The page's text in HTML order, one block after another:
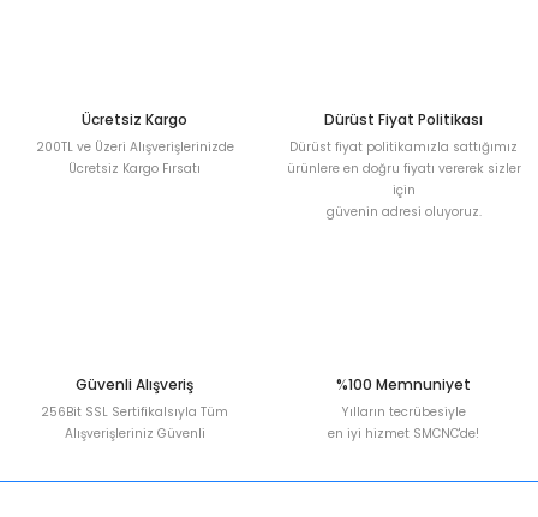
Ücretsiz Kargo
200TL ve Üzeri Alışverişlerinizde
Ücretsiz Kargo Fırsatı
Dürüst Fiyat Politikası
Dürüst fiyat politikamızla sattığımız
ürünlere en doğru fiyatı vererek sizler
için
güvenin adresi oluyoruz.
Güvenli Alışveriş
256Bit SSL Sertifikalsıyla Tüm
Alışverişleriniz Güvenli
%100 Memnuniyet
Yılların tecrübesiyle
en iyi hizmet SMCNC'de!